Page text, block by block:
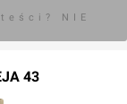
NIE
43